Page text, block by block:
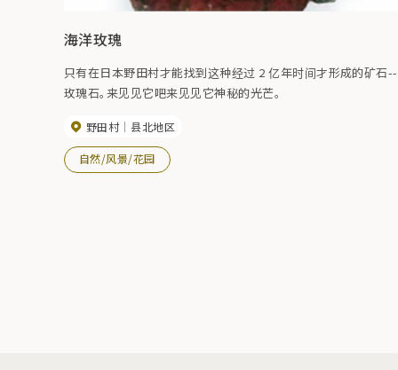
海洋玫瑰
只有在日本野田村才能找到这种经过 2 亿年时间才形成的矿石--
玫瑰石。来见见它吧来见见它神秘的光芒。
野田村 县北地区
自然/风景/花园